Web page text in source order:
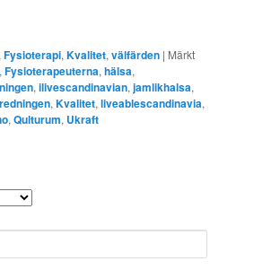
,Fysioterapi,Kvalitet,välfärden | Märkt
,Fysioterapeuterna,hälsa,
,ilivescandinavian,jamlikhalsa,
,Kvalitet,liveablescandinavia,
,Qulturum, Ukraft